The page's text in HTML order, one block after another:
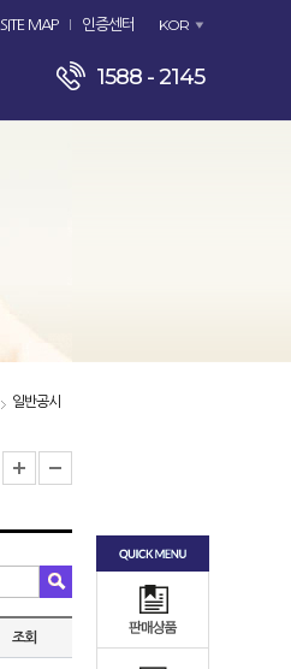
SITE MAP 인증센터 KOR
1588 - 2145
일반공시
조회